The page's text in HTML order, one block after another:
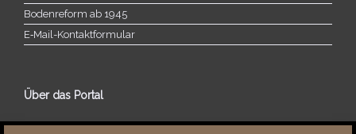
Bodenreform ab 1945
E‑Mail-​​Kontaktformular
Über das Portal
Über dieses Portal